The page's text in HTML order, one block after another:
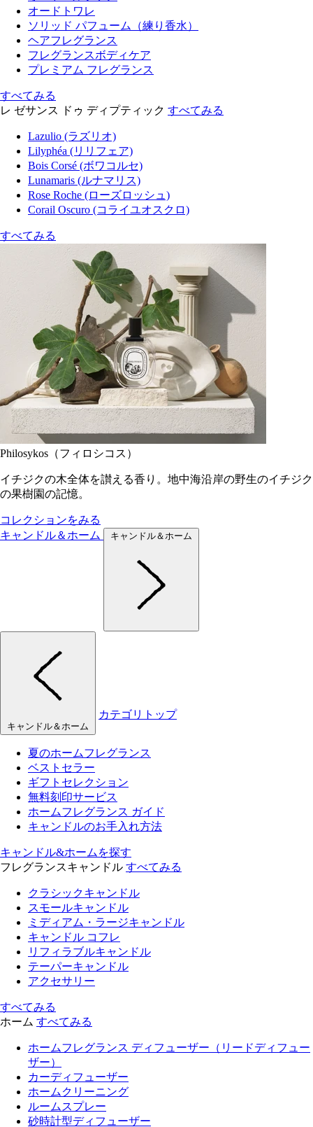
オードトワレ
ソリッド パフューム（練り香水）
ヘアフレグランス
フレグランスボディケア
プレミアム フレグランス
すべてみる
レ ゼサンス ドゥ ディプティック すべてみる
Lazulio (ラズリオ)
Lilyphéa (リリフェア)
Bois Corsé (ボワコルセ)
Lunamaris (ルナマリス)
Rose Roche (ローズロッシュ)
Corail Oscuro (コライユオスクロ)
すべてみる
Philosykos（フィロシコス）
イチジクの木全体を讃える香り。地中海沿岸の野生のイチジク
の果樹園の記憶。
コレクションをみる
キャンドル＆ホーム
キャンドル＆ホーム
キャンドル＆ホーム
カテゴリトップ
夏のホームフレグランス
ベストセラー
ギフトセレクション
無料刻印サービス
ホームフレグランス ガイド
キャンドルのお手入れ方法
キャンドル&ホームを探す
フレグランスキャンドル すべてみる
クラシックキャンドル
スモールキャンドル
ミディアム・ラージキャンドル
キャンドル コフレ
リフィラブルキャンドル
テーパーキャンドル
アクセサリー
すべてみる
ホーム すべてみる
ホームフレグランス ディフューザー（リードディフュー
ザー）
カーディフューザー
ホームクリーニング
ルームスプレー
砂時計型ディフューザー